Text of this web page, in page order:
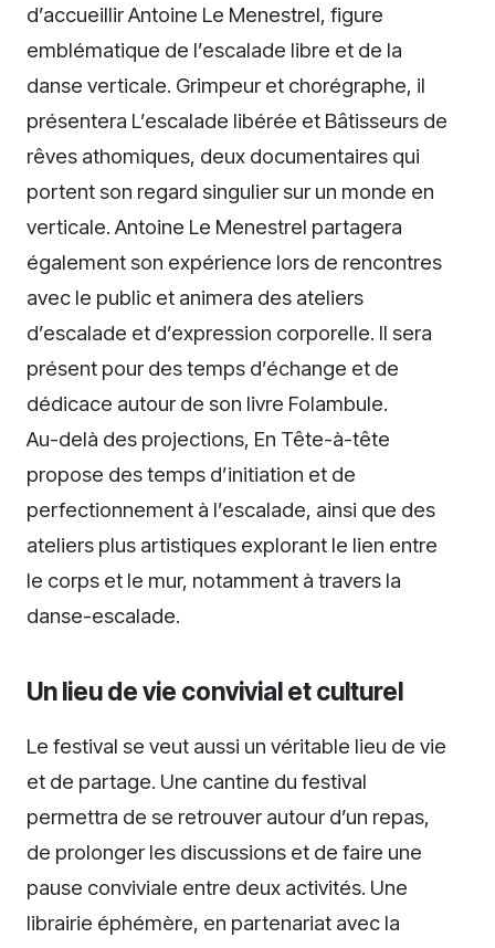
d’accueillir Antoine Le Menestrel, figure
emblématique de l’escalade libre et de la
danse verticale. Grimpeur et chorégraphe, il
présentera L’escalade libérée et Bâtisseurs de
rêves athomiques, deux documentaires qui
portent son regard singulier sur un monde en
verticale. Antoine Le Menestrel partagera
également son expérience lors de rencontres
avec le public et animera des ateliers
d’escalade et d’expression corporelle. Il sera
présent pour des temps d’échange et de
dédicace autour de son livre Folambule.
Au-delà des projections, En Tête-à-tête
propose des temps d’initiation et de
perfectionnement à l’escalade, ainsi que des
ateliers plus artistiques explorant le lien entre
le corps et le mur, notamment à travers la
danse-escalade.
Un lieu de vie convivial et culturel
Le festival se veut aussi un véritable lieu de vie
et de partage. Une cantine du festival
permettra de se retrouver autour d’un repas,
de prolonger les discussions et de faire une
pause conviviale entre deux activités. Une
librairie éphémère, en partenariat avec la